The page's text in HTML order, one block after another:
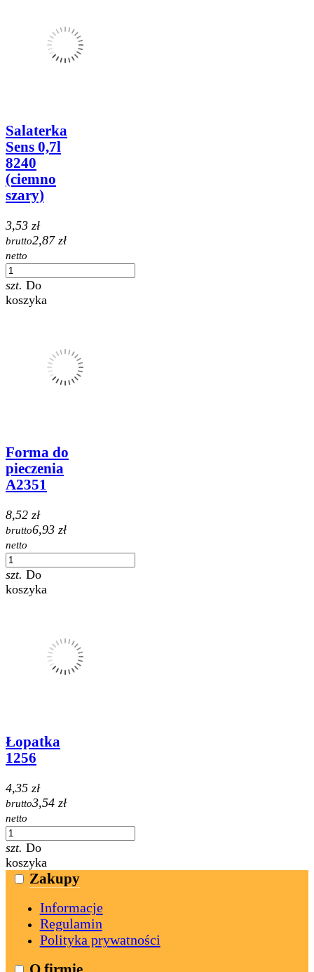
Salaterka
Sens 0,7l
8240
(ciemno
szary)
3,53 zł
brutto2,87 zł
netto
szt. Do
koszyka
Forma do
pieczenia
A2351
8,52 zł
brutto6,93 zł
netto
szt. Do
koszyka
Łopatka
1256
4,35 zł
brutto3,54 zł
netto
szt. Do
koszyka
Zakupy
Informacje
Regulamin
Polityka prywatności